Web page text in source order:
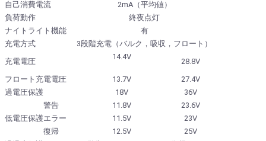
自己消費電流
2mA（平均値）
負荷動作
終夜点灯
ナイトライト機能
有
充電方式
3段階充電（バルク，吸収，フロート）
充電電圧
14.4V
28.8V
フロート充電電圧
13.7V
27.4V
過電圧保護
18V 36V
低電圧保護
警告 11.8V
23.6V
エラー
11.5V
23V
復帰
12.5V
25V